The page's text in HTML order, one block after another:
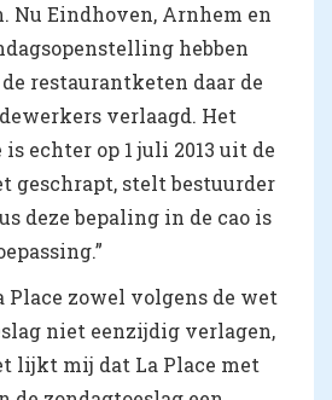
Nu Eindhoven, Arnhem en
hebben
restaurantketen daar de
verlaagd. Het
echter op 1 juli 2013 uit de
geschrapt, stelt bestuurder
deze bepaling in de cao is
Place zowel volgens de wet
niet eenzijdig verlagen,
lijkt mij dat La Place met